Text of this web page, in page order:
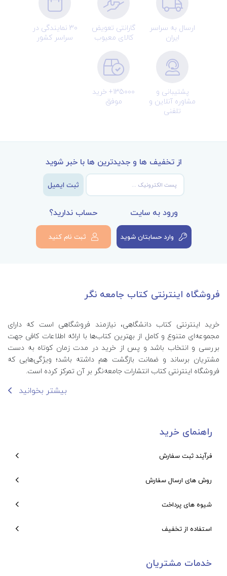
ارسال به سراسر
ایران
گارانتی تعویض
کالای معیوب
30 نمایندگی در
سراسر کشور
پشتیبانی و
مشاوره آنلاین و
تلفنی
135000+ خرید
موفق
از تخفیف ها و جدیدترین ها با خبر شوید
ثبت ایمیل
ورود به سایت
وارد حسابتان شوید
حساب ندارید؟
ثبت نام کنید
فروشگاه اینترنتی کتاب جامعه نگر
خرید اینترنتی کتاب‌ دانشگاهی، نیازمند فروشگاهی است که دارای
مجموعه‌ای متنوع و کامل از بهترین کتاب‌ها با ارائه اطلاعات کافی جهت
بررسی و انتخاب باشد و پس از خرید در مدت زمان کوتاه به دست
مشتریان برساند و ضمانت بازگشت هم داشته باشد؛ ویژگی‌هایی که
فروشگاه اینترنتی کتاب انتشارات جامعه‌نگر بر آن تمرکز کرده است.
بیشتر بخوانید
راهنمای خرید
فرآیند ثبت سفارش
روش های ارسال سفارش
شیوه های پرداخت
استفاده از تخفیف
خدمات مشتریان